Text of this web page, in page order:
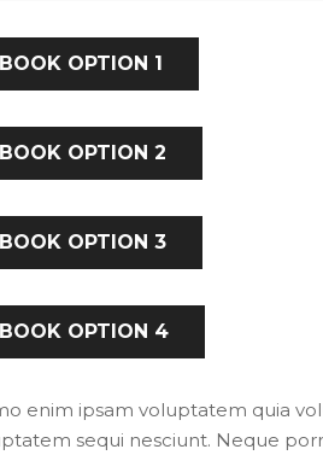
BOOK OPTION 1
BOOK OPTION 2
BOOK OPTION 3
BOOK OPTION 4
enim ipsam voluptatem quia
sequi nesciunt. Neque